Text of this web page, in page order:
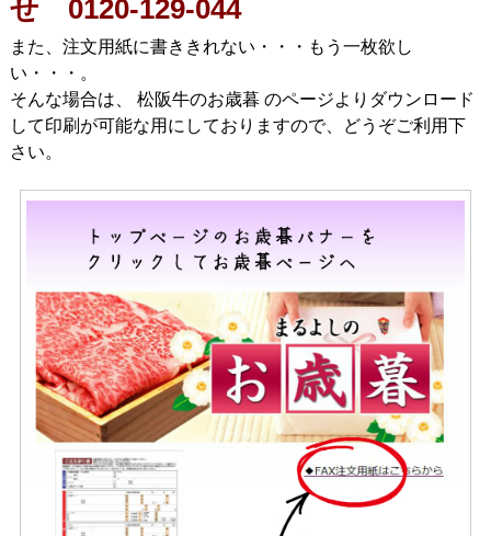
せ 0120-129-044
また、注文用紙に書ききれない・・・もう一枚欲し
い・・・。
そんな場合は、 松阪牛のお歳暮 のページよりダウンロード
して印刷が可能な用にしておりますので、どうぞご利用下
さい。